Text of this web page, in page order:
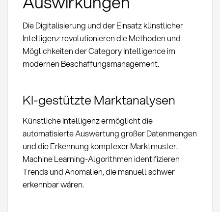
Die Digitalisierung und der Einsatz künstlicher
Intelligenz revolutionieren die Methoden und
Möglichkeiten der Category Intelligence im
modernen Beschaffungsmanagement.
KI-gestützte Marktanalysen
Künstliche Intelligenz ermöglicht die
automatisierte Auswertung großer Datenmengen
und die Erkennung komplexer Marktmuster.
Machine Learning-Algorithmen identifizieren
Trends und Anomalien, die manuell schwer
erkennbar wären.